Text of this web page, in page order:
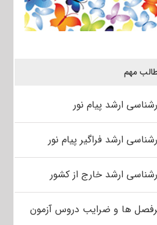
مهم
ارشد پیام نور
ارشد فراگیر پیام نور
ارشد خارج از کشور
ها و ضرایب دروس آزمون